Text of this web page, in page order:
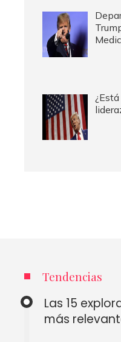
Tendencias
Las 15
más